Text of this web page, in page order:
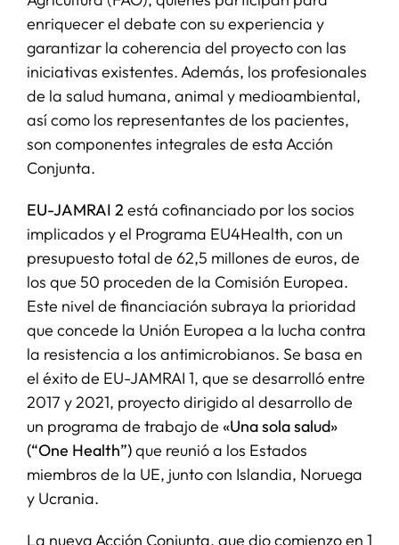
enriquecer el debate con su experiencia y
garantizar la coherencia del proyecto con las
iniciativas existentes. Además, los profesionales
de la salud humana, animal y medioambiental,
así como los representantes de los pacientes,
son componentes integrales de esta Acción
Conjunta.
EU-JAMRAI 2 está cofinanciado por los socios
implicados y el Programa EU4Health, con un
presupuesto total de 62,5 millones de euros, de
los que 50 proceden de la Comisión Europea.
Este nivel de financiación subraya la prioridad
que concede la Unión Europea a la lucha contra
la resistencia a los antimicrobianos. Se basa en
el éxito de EU-JAMRAI 1, que se desarrolló entre
2017 y 2021, proyecto dirigido al desarrollo de
un programa de trabajo de «Una sola salud»
(“One Health”)que reunió a los Estados
miembros de la UE, junto con Islandia, Noruega
y Ucrania.
La nueva Acción Conjunta, que dio comienzo en 1